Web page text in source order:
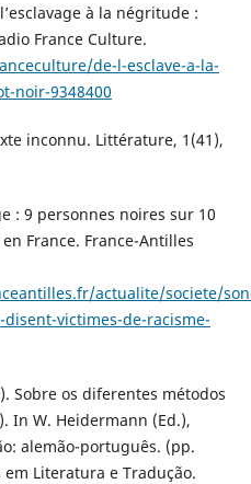
à la négritude :
France Culture.
de-l-esclave-a-la-
noir-9348400
inconnu. Littérature, 1(41),
: 9 personnes noires sur 10
France. France-Antilles
actualite/societe/
victimes-de-racisme-
Sobre os diferentes métodos
In W. Heidermann (Ed.),
alemão-português. (pp.
em Literatura e Tradução.